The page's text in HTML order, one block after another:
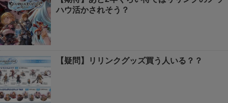
ハウ活かされそう？
【疑問】リリンクグッズ買う人いる？？